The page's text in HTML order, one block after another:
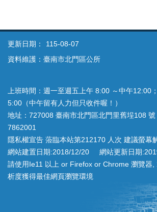
更新日期：
115-08-07
資料維護：臺南市北門區公所
上班時間：週一至週五上午 8:00 ～中午12:00
5:00（中午留有人力但只收件喔！）
地址：727008 臺南市北門區北門里舊埕108
7862001
隱私權宣告 蒞臨本站第212170 人次 建議螢幕
網站建置日期:2018/12/20 網站更新日期
請使用Ie11 以上 or Firefox or Chrome 瀏覽器
析度獲得最佳網頁